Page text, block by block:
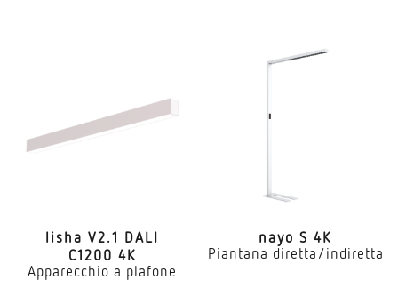
lisha V2.1 DALI
C1200 4K
Apparecchio a plafone
nayo S 4K
Piantana diretta/indiretta